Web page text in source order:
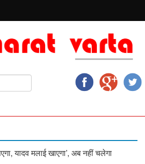
यादव मलाई खाएगा’, अब नहीं चलेगा